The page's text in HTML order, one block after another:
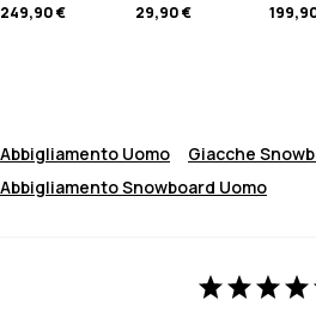
249,90 €
29,90 €
Abbigliamento Uomo
Giacche
Abbigliamento Snowboard Uomo